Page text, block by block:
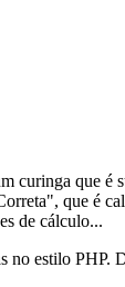
curinga que é
que é
de cálculo...
no estilo PHP.